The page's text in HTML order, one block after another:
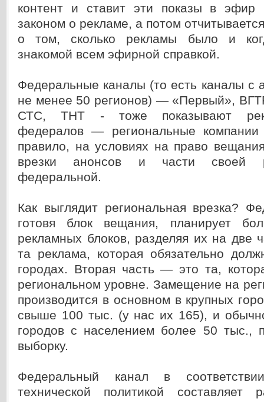
контент и ставит эти показы в эфир
законом о рекламе, а потом
о том, сколько рекламы было и
знакомой всем эфирной справкой.
Федеральные каналы (то есть каналы с
не менее 50 регионов) — «Первый»,
СТС, ТНТ - тоже показывают
федералов — региональные
правило, на условиях на право
врезки анонсов и части своей
федеральной.
Как выглядит региональная врезка?
готовя блок вещания, планирует
рекламных блоков, разделяя их на две
та реклама, которая обязательно
городах. Вторая часть — это та,
региональном уровне. Замещение на
производится в основном в крупных
свыше 100 тыс. (у нас их 165), и
городов с населением более 50 тыс.,
выборку.
Федеральный канал в
технической политикой составляет